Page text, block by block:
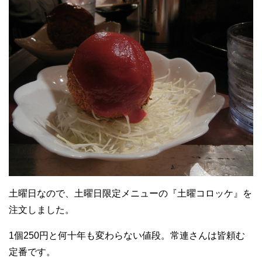
土曜日なので、土曜日限定メニューの『土曜コロッケ』を
注文しました。
1個250円と何十年も変わらない値段。常連さんは皆頼む
定番です。